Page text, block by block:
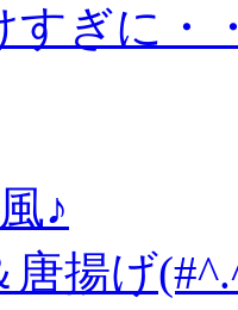
すぎに・
♪
唐揚げ